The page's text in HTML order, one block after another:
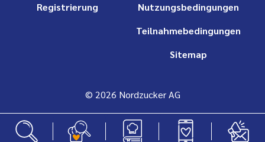
Registrierung
Nutzungsbedingungen
Teilnahmebedingungen
Sitemap
© 2026 Nordzucker AG